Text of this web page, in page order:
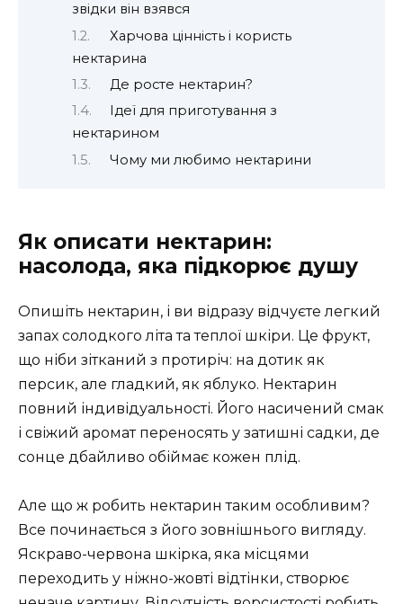
звідки він взявся
Харчова цінність і користь
нектарина
Де росте нектарин?
Ідеї для приготування з
нектарином
Чому ми любимо нектарини
Як описати нектарин:
насолода, яка підкорює душу
Опишіть нектарин, і ви відразу відчуєте легкий
запах солодкого літа та теплої шкіри. Це фрукт,
що ніби зітканий з протиріч: на дотик як
персик, але гладкий, як яблуко. Нектарин
повний індивідуальності. Його насичений смак
і свіжий аромат переносять у затишні садки, де
сонце дбайливо обіймає кожен плід.
Але що ж робить нектарин таким особливим?
Все починається з його зовнішнього вигляду.
Яскраво-червона шкірка, яка місцями
переходить у ніжно-жовті відтінки, створює